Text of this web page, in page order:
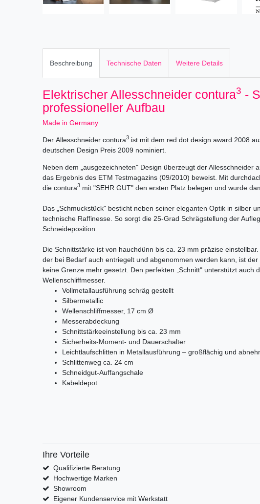
Beschreibung Technische Daten Weitere Details
Elektrischer Allesschneider contura3 -
professioneller Aufbau
Made in Germany
Der Allesschneider contura3 ist mit dem red dot design award 2008
deutschen Design Preis 2009 nominiert.
Neben dem „ausgezeichneten" Design überzeugt der Allesschneider
das Ergebnis des ETM Testmagazins (09/2010) beweist. Mit
die contura3 mit "SEHR GUT" den ersten Platz belegen und wurde
Das „Schmuckstück" besticht neben seiner eleganten Optik in silber
technische Raffinesse. So sorgt die 25-Grad Schrägstellung der
Schneideposition.
Die Schnittstärke ist von hauchdünn bis ca. 23 mm präzise
der bei Bedarf auch entriegelt und abgenommen werden kann, ist
keine Grenze mehr gesetzt. Den perfekten „Schnitt" unterstützt auch
Wellenschliffmesser.
Vollmetallausführung schräg gestellt
Silbermetallic
Wellenschliffmesser, 17 cm Ø
Messerabdeckung
Schnittstärkeeinstellung bis ca. 23 mm
Sicherheits-Moment- und Dauerschalter
Leichtlaufschlitten in Metallausführung – großflächig und
Schlittenweg ca. 24 cm
Schneidgut-Auffangschale
Kabeldepot
Ihre Vorteile
Qualifizierte Beratung
Hochwertige Marken
Showroom
Eigener Kundenservice mit Werkstatt